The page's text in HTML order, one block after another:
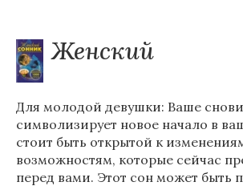
Женский
Для молодой девушки: Ваше
символизирует новое начало в
стоит быть открытой к
возможностям, которые сейчас
перед вами. Этот сон может быть